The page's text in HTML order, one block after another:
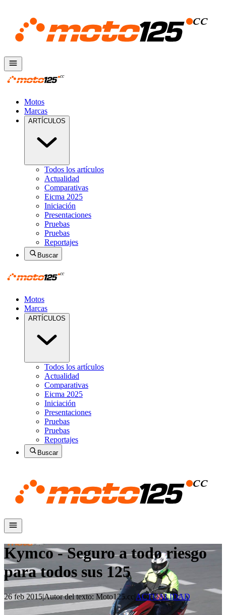
Motos
Marcas
ARTÍCULOS
Todos los artículos
Actualidad
Comparativas
Eicma 2025
Iniciación
Presentaciones
Pruebas
Pruebas
Reportajes
Buscar
Motos
Marcas
ARTÍCULOS
Todos los artículos
Actualidad
Comparativas
Eicma 2025
Iniciación
Presentaciones
Pruebas
Pruebas
Reportajes
Buscar
Kymco - Seguro a todo riesgo
para todos sus 125
26 feb 2015|Autor del texto: Moto125.cc|ACTUALIDAD